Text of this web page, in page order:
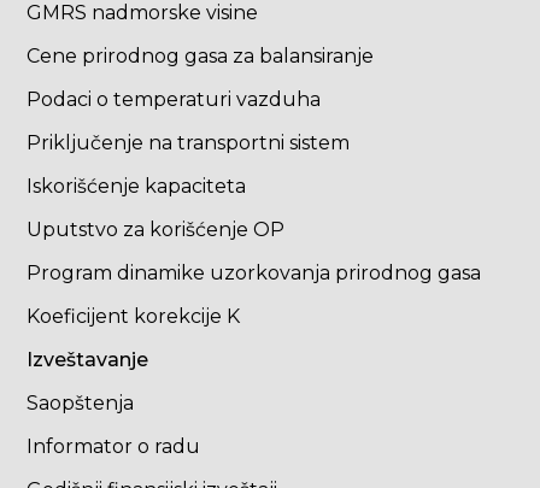
GMRS nadmorske visine
Cene prirodnog gasa za balansiranje
Podaci o temperaturi vazduha
Priključenje na transportni sistem
Iskorišćenje kapaciteta
Uputstvo za korišćenje OP
Program dinamike uzorkovanja prirodnog gasa
Koeficijent korekcije K
Izveštavanje
Saopštenja
Informator o radu